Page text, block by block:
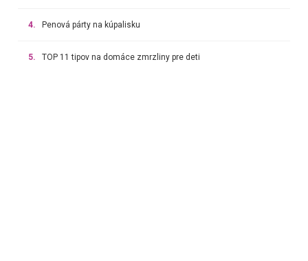
4. Penová párty na kúpalisku
5. TOP 11 tipov na domáce zmrzliny pre deti